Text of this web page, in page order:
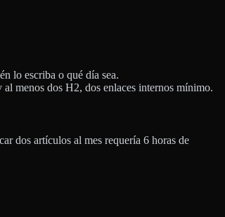
lo escriba o qué día sea.
menos dos H2, dos enlaces internos mínimo.
dos artículos al mes requería 6 horas de